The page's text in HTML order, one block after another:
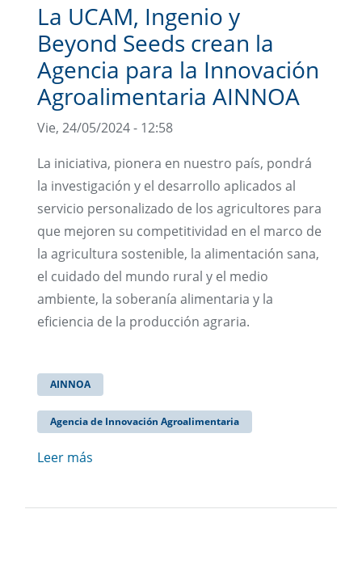
La UCAM, Ingenio y
Beyond Seeds crean la
Agencia para la Innovación
Agroalimentaria AINNOA
Vie, 24/05/2024 - 12:58
La iniciativa, pionera en nuestro país, pondrá
la investigación y el desarrollo aplicados al
servicio personalizado de los agricultores para
que mejoren su competitividad en el marco de
la agricultura sostenible, la alimentación sana,
el cuidado del mundo rural y el medio
ambiente, la soberanía alimentaria y la
eficiencia de la producción agraria.
AINNOA
Agencia de Innovación Agroalimentaria
Leer más